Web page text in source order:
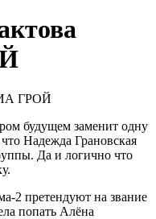
будущем заменит одну
Надежда Грановская
Да и логично что
2 претендуют на звание
попать Алёна